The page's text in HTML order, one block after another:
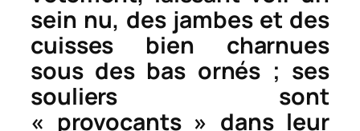
sein nu, des jambes et des
cuisses bien charnues
sous des bas ornés ; ses
souliers sont
« provocants » dans leur